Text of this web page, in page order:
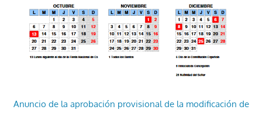
Anuncio de la aprobación provisional de la modificación de